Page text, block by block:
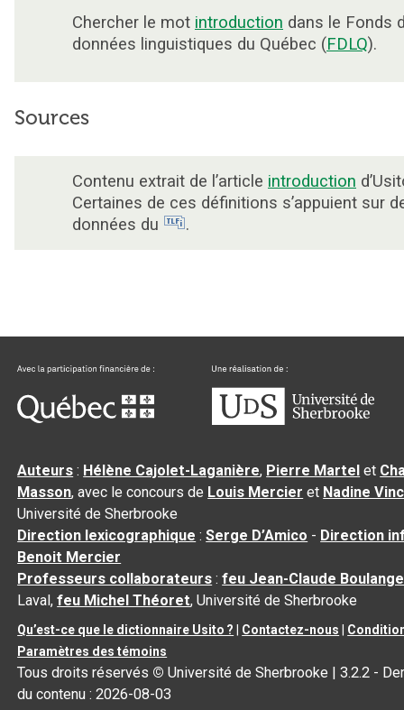
Chercher le mot introduction dans le Fonds
données linguistiques du Québec (FDLQ).
Sources
Contenu extrait de l’article introduction
Certaines de ces définitions s’appuient sur
données du
.
Auteurs : Hélène Cajolet-Laganière, Pierre Martel et
Masson, avec le concours de Louis Mercier et Nadine
Université de Sherbrooke
Direction lexicographique :Serge D’Amico - Direction
Benoit Mercier
Professeurs collaborateurs :feu Jean-Claude
Laval,feu Michel Théoret, Université de Sherbrooke
Qu’est-ce que le dictionnaire Usito ? Contactez-nous
Paramètres des témoins
Tous droits réservés © Université de Sherbrooke |3.2.2 -
du contenu :2026-08-03